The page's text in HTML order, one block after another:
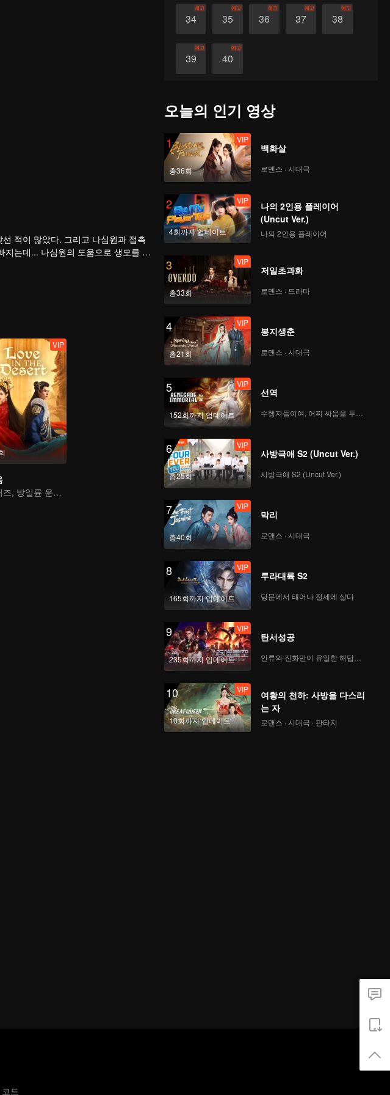
34
예고
35
예고
36
예고
37
예고
38
예고
39
예고
40
예고
적이 많았다. 그리고 나심원과 접촉
는데... 나심원의 도움으로 생모를 죽
...
VIP
하니커즈, 방일륜 운명의 맴찢 사랑
오늘의 인기 영상
1
총36회
VIP
백화살
로맨스 · 시대극
2
4회까지 업데이트
VIP
나의 2인용 플레이어
(Uncut Ver.)
나의 2인용 플레이어
3
총33회
VIP
저일초과화
로맨스 · 드라마
4
총21회
VIP
봉지생춘
로맨스 · 시대극
5
152회까지 업데이트
VIP
선역
6
총25회
VIP
사방극애 S2 (Uncut Ver.)
사방극애 S2 (Uncut Ver.)
7
총40회
VIP
막리
로맨스 · 시대극
8
165회까지 업데이트
VIP
투라대륙 S2
당문에서 태어나 절세에 살다
9
235회까지 업데이트
VIP
탄서성공
인류의 진화만이 유일한 해답이다
10
10회까지 업데이트
VIP
여황의 천하: 사방을 다스리
는 자
로맨스 · 시대극 · 판타지
드